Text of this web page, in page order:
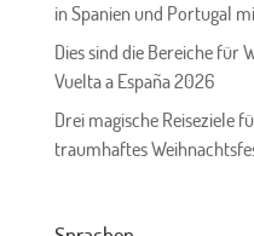
in Spanien und Portugal
Dies sind die Bereiche für
Vuelta a España 2026
Drei magische Reiseziele
traumhaftes